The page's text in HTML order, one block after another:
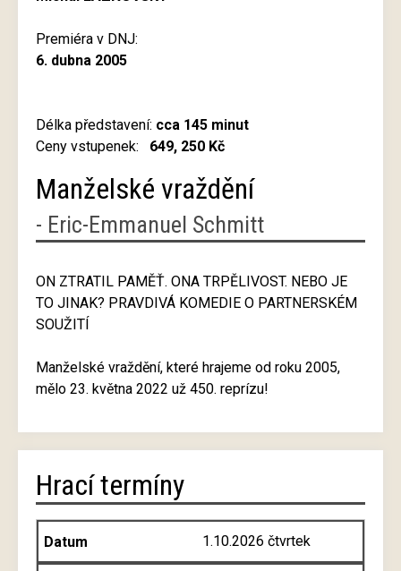
Premiéra v DNJ:
6. dubna 2005
Délka představení: cca 145 minut
Ceny vstupenek:
649, 250 Kč
Manželské vraždění
- Eric-Emmanuel Schmitt
ON ZTRATIL PAMĚŤ. ONA TRPĚLIVOST. NEBO JE
TO JINAK? PRAVDIVÁ KOMEDIE O PARTNERSKÉM
SOUŽITÍ
Manželské vraždění, které hrajeme od roku 2005,
mělo 23. května 2022 už 450. reprízu!
Hrací termíny
1.10.2026 čtvrtek